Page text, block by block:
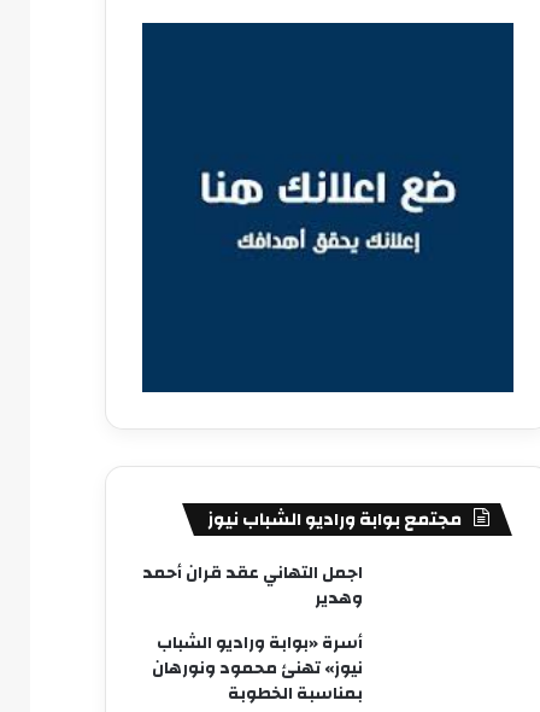
مجتمع بوابة وراديو الشباب نيوز
اجمل التهاني عقد قران أحمد
وهدير
أسرة «بوابة وراديو الشباب
نيوز» تهنئ محمود ونورهان
بمناسبة الخطوبة